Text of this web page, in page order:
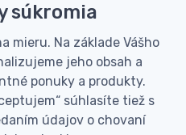
darček
Vám pomôžeme vybrať
súkromia
mieru. Na základe Vášho
jeho obsah a
ponuky a produkty.
súhlasíte tiež s
údajov o chovaní